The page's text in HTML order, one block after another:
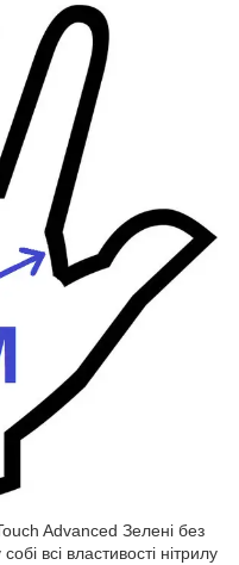
Advanced Зелені без
всі властивості нітрилу